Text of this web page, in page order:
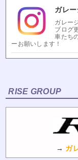
ガレ
ガレー
ブログ
車たち
ーお願いします！
RISE GROUP
→ ガ